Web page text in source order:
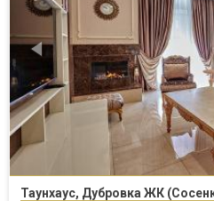
Таунхаус, Дубровка ЖК